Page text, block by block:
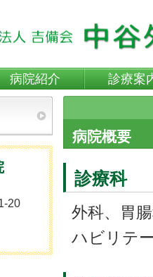
病院概要
診療科
外科、胃
ハビリテ
病院紹介 診療案
20